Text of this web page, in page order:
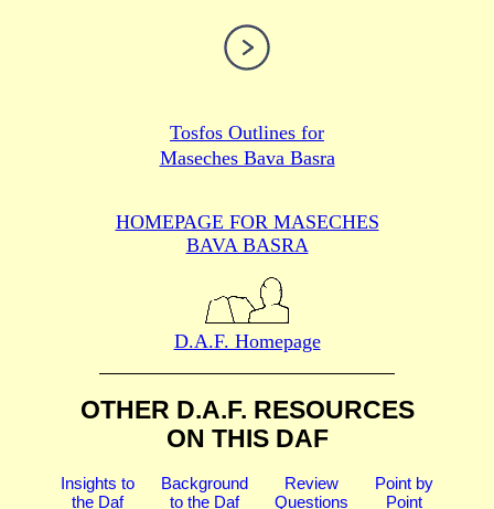
Tosfos Outlines for
Maseches Bava Basra
HOMEPAGE FOR MASECHES
BAVA BASRA
D.A.F. Homepage
OTHER D.A.F. RESOURCES
ON THIS DAF
Insights to
the Daf
Background
to the Daf
Review
Questions
Point by
Point